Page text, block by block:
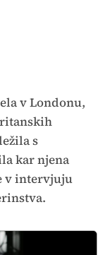
v Londonu,
s
kar njena
v intervjuju